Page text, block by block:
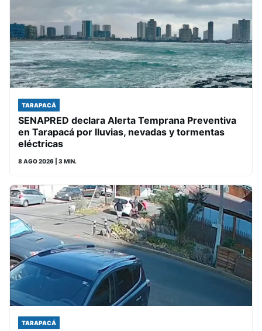
TARAPACÁ
SENAPRED declara Alerta Temprana Preventiva
en Tarapacá por lluvias, nevadas y tormentas
eléctricas
8 AGO 2026 | 3 MIN.
TARAPACÁ